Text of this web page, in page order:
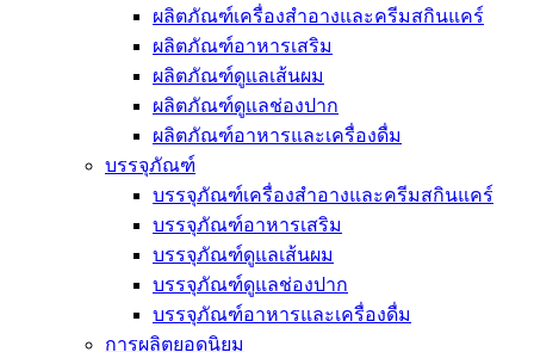
ผลิตภัณฑ์เครื่องสำอางและครีมสกินแคร์
ผลิตภัณฑ์อาหารเสริม
ผลิตภัณฑ์ดูแลเส้นผม
ผลิตภัณฑ์ดูแลช่องปาก
ผลิตภัณฑ์อาหารและเครื่องดื่ม
บรรจุภัณฑ์
บรรจุภัณฑ์เครื่องสำอางและครีมสกินแคร์
บรรจุภัณฑ์อาหารเสริม
บรรจุภัณฑ์ดูแลเส้นผม
บรรจุภัณฑ์ดูแลช่องปาก
บรรจุภัณฑ์อาหารและเครื่องดื่ม
การผลิตยอดนิยม